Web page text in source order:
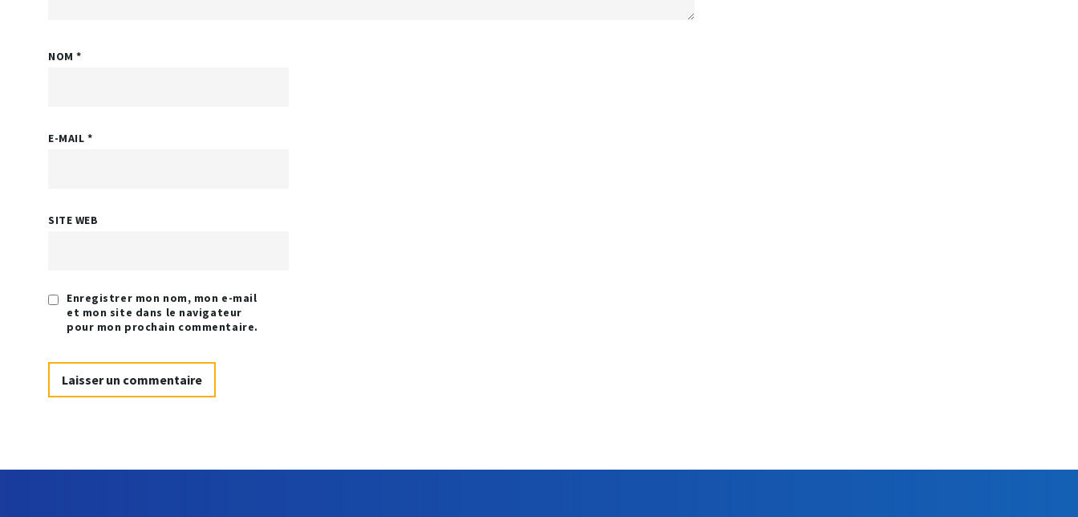
NOM*
E-MAIL *
SITE WEB
Enregistrer mon nom, mon e-mail
et mon site dans le navigateur
pour mon prochain commentaire.